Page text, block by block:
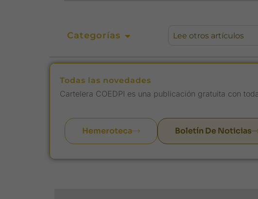
Categorías
Todas las novedades
Cartelera COEDPI es una publicación gratuita con
Hemeroteca Boletín De Noticias